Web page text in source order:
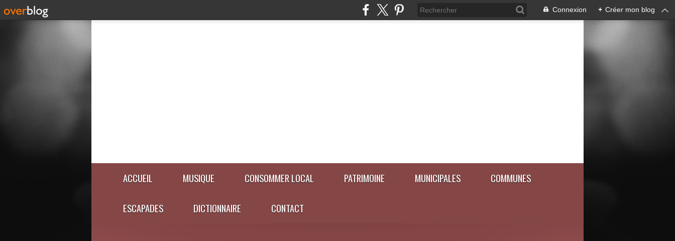
Connexion + Créer mon blog
ACCUEIL MUSIQUE CONSOMMER LOCAL PATRIMOINE MUNICIPALES COMMUNES
ESCAPADES DICTIONNAIRE CONTACT